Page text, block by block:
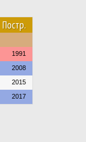
Постр.
1991
2008
2015
2017